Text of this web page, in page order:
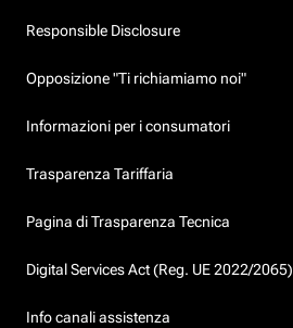
Responsible Disclosure
Opposizione "Ti richiamiamo noi"
Informazioni per i consumatori
Trasparenza Tariffaria
Pagina di Trasparenza Tecnica
Digital Services Act (Reg. UE 2022/2065)
Info canali assistenza